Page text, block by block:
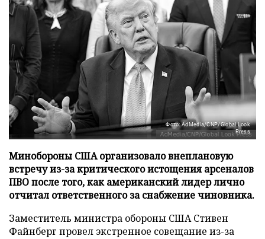
Фото: AdMedia/CNP/Global Look
Press
Минобороны США организовало внеплановую
встречу из-за критического истощения арсеналов
ПВО после того, как американский лидер лично
отчитал ответственного за снабжение чиновника.
Заместитель министра обороны США Стивен
Файнберг провел экстренное совещание из-за